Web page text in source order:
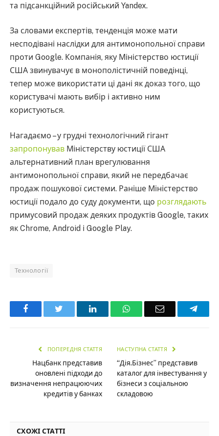
та підсанкційний російський Yandex.
За словами експертів, тенденція може мати
несподівані наслідки для антимонопольної справи
проти Google. Компанія, яку Міністерство юстиції
США звинувачує в монополістичній поведінці,
тепер може використати ці дані як доказ того, що
користувачі мають вибір і активно ним
користуються.
Нагадаємо – у грудні технологічний гігант
запропонував Міністерству юстиції США
альтернативний план врегулювання
антимонопольної справи, який не передбачає
продаж пошукової системи. Раніше Міністерство
юстиції подало до суду документи, що розглядають
примусовий продаж деяких продуктів Google, таких
як Chrome, Android і Google Play.
Технології
Facebook LinkedInWhatsAppEmail
ПОПЕРЕДНЯ СТАТТЯ
Нацбанк представив
оновлені підходи до
визначення непрацюючих
кредитів у банках
НАСТУПНА СТАТТЯ
“Дія.Бізнес” представив
каталог для інвестування у
бізнеси з соціальною
складовою
СХОЖІ СТАТТІ